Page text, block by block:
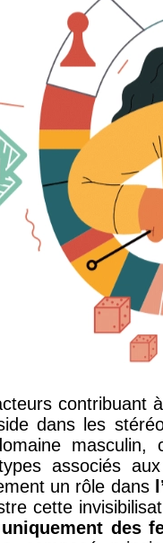
contribuant
dans les
associés
un rôle dans
cette
uniquement des